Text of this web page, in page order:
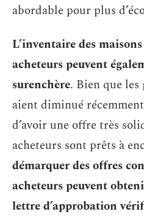
abordable pour plus
L’inventaire des
acheteurs peuvent
surenchère. Bien que les
aient diminué
d’avoir une offre très
acheteurs sont prêts à
démarquer des offres
acheteurs peuvent
lettre d’approbation